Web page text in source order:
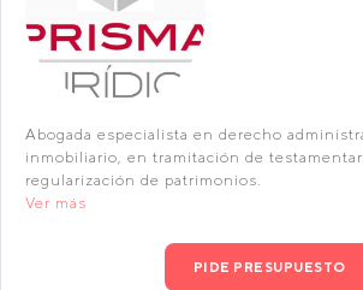
Abogada especialista en derecho
inmobiliario, en tramitación de
regularización de patrimonios.
Ver más
PIDE PRESUPUESTO